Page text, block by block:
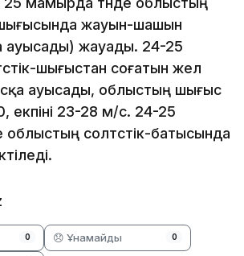
шығысында жауын-шашын
ауысады) жауады. 24-25
шығыстан соғатын жел
ауысады, облыстың шығыс
екпіні 23-28 м/с. 24-25
облыстың солтүстік-батысында
0 😞 Ұнамайды 0